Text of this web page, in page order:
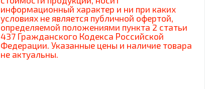
информационный характер и ни при каких
условиях не является публичной офертой,
определяемой положениями пункта 2 статьи
437 Гражданского Кодекса Российской
Федерации. Указанные цены и наличие товара
не актуальны.